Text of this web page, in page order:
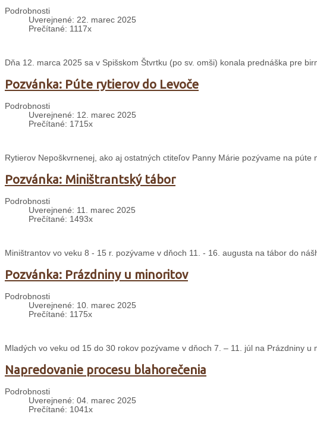
Podrobnosti
Uverejnené: 22. marec 2025
Prečítané: 1117x
Dňa 12. marca 2025 sa v Spišskom Štvrtku (po sv. omši) konala prednáška pre
Pozvánka: Púte rytierov do Levoče
Podrobnosti
Uverejnené: 12. marec 2025
Prečítané: 1715x
Rytierov Nepoškvrnenej, ako aj ostatných ctiteľov Panny Márie pozývame na
Pozvánka: Miništrantský tábor
Podrobnosti
Uverejnené: 11. marec 2025
Prečítané: 1493x
Miništrantov vo veku 8 - 15 r. pozývame v dňoch 11. - 16. augusta na tábor do
Pozvánka: Prázdniny u minoritov
Podrobnosti
Uverejnené: 10. marec 2025
Prečítané: 1175x
Mladých vo veku od 15 do 30 rokov pozývame v dňoch 7. – 11. júl na Prázdniny u
Napredovanie procesu blahorečenia
Podrobnosti
Uverejnené: 04. marec 2025
Prečítané: 1041x